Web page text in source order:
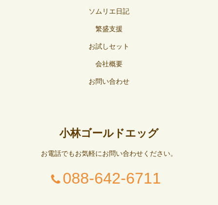
ソムリエ日記
繁盛支援
お試しセット
会社概要
お問い合わせ
小林ゴールドエッグ
お電話でもお気軽にお問い合わせください。
088-642-6711